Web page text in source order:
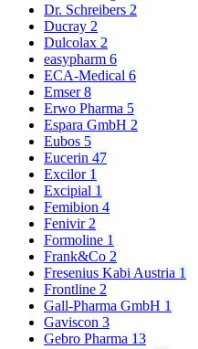
Dr. Schreibers 2
Ducray 2
Dulcolax 2
easypharm 6
ECA-Medical 6
Emser8
Erwo Pharma 5
Espara GmbH 2
Eubos 5
Eucerin 47
Excilor 1
Excipial 1
Femibion 4
Fenivir 2
Formoline 1
Frank&Co 2
Fresenius Kabi Austria 1
Frontline 2
Gall-Pharma GmbH 1
Gaviscon 3
Gebro Pharma 13